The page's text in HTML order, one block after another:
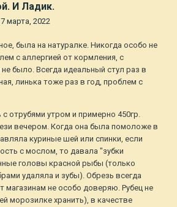
И Ладик.
7 марта, 2022
была на натуралке. Никогда особо не
с аллергией от кормления, с
было. Всегда идеальный стул раз в
линька тоже раз в год, проблем с
отрубями утром и примерно 450гр.
вечером. Когда она была помоложе в
куриные шей или спинки, если
с мослом, то давала "зубки
головы красной рыбы (только
удаляла и зубы). Обрезь всегда
магазинам не особо доверяю. Рубец не
морозилке хранить), в качестве